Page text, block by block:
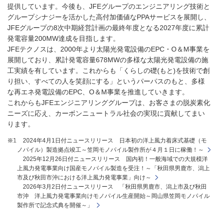
提供しています。今後も、JFEグループのエンジニアリング技術と
グループシナジーを活かした高付加価値なPPAサービスを展開し、
JFEグループの8次中期経営計画の最終年度となる2027年度に累計
発電容量200MW達成を目指します。
JFEテクノスは、2000年より太陽光発電設備のEPC・O＆M事業を
展開しており、累計発電容量678MWの多様な太陽光発電設備の施
工実績を有しています。これからも「くらしの礎(もと)を技術で創
り担い、すべての人を笑顔にする」というパーパスのもと、多様
な再エネ発電設備のEPC、O＆M事業を推進していきます。
これからもJFEエンジニアリンググループは、お客さまの脱炭素化
ニーズに応え、カーボンニュートラル社会の実現に貢献してまい
ります。
※1
2024年4月1日付ニュースリリース 日本初の洋上風力着床式基礎（モ
ノパイル）製造拠点竣工～笠岡モノパイル製作所が４月１日に稼働！～
※1
2025年12月26日付ニュースリリース 国内初！一般海域での大規模洋
上風力発電事業向け国産モノパイル製造を受注！～「秋田県男鹿市、潟上
市及び秋田市沖における洋上風力発電事業」向け～
※1
2026年3月2日付ニュースリリース 「秋田県男鹿市、潟上市及び秋田
市沖 洋上風力発電事業向けモノパイル生産開始～岡山県笠岡モノパイル
製作所で記念式典を開催～」